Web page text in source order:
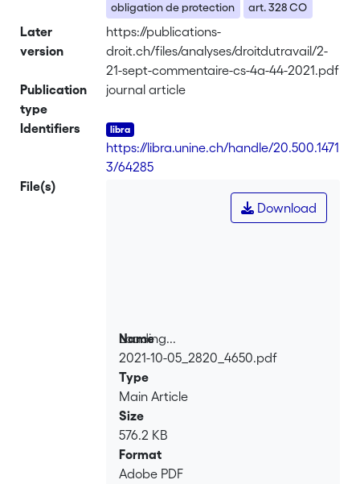
obligation de protection
art. 328 CO
Later
version
https://publications-
droit.ch/files/analyses/droitdutravail/2-
21-sept-commentaire-cs-4a-44-2021.pdf
Publication
type
journal article
Identifiers
https://libra.unine.ch/handle/20.500.1471
3/64285
File(s)
Loading...
Loading...
Download
Name
2021-10-05_2820_4650.pdf
Type
Main Article
Size
576.2 KB
Format
Adobe PDF